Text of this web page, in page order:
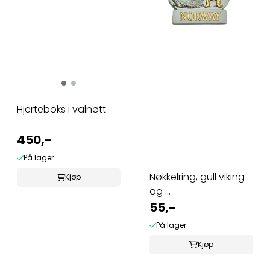
Hjerteboks i valnøtt
450,-
På lager
Kjøp
Nøkkelring, gull viking
og ...
55,-
På lager
Kjøp